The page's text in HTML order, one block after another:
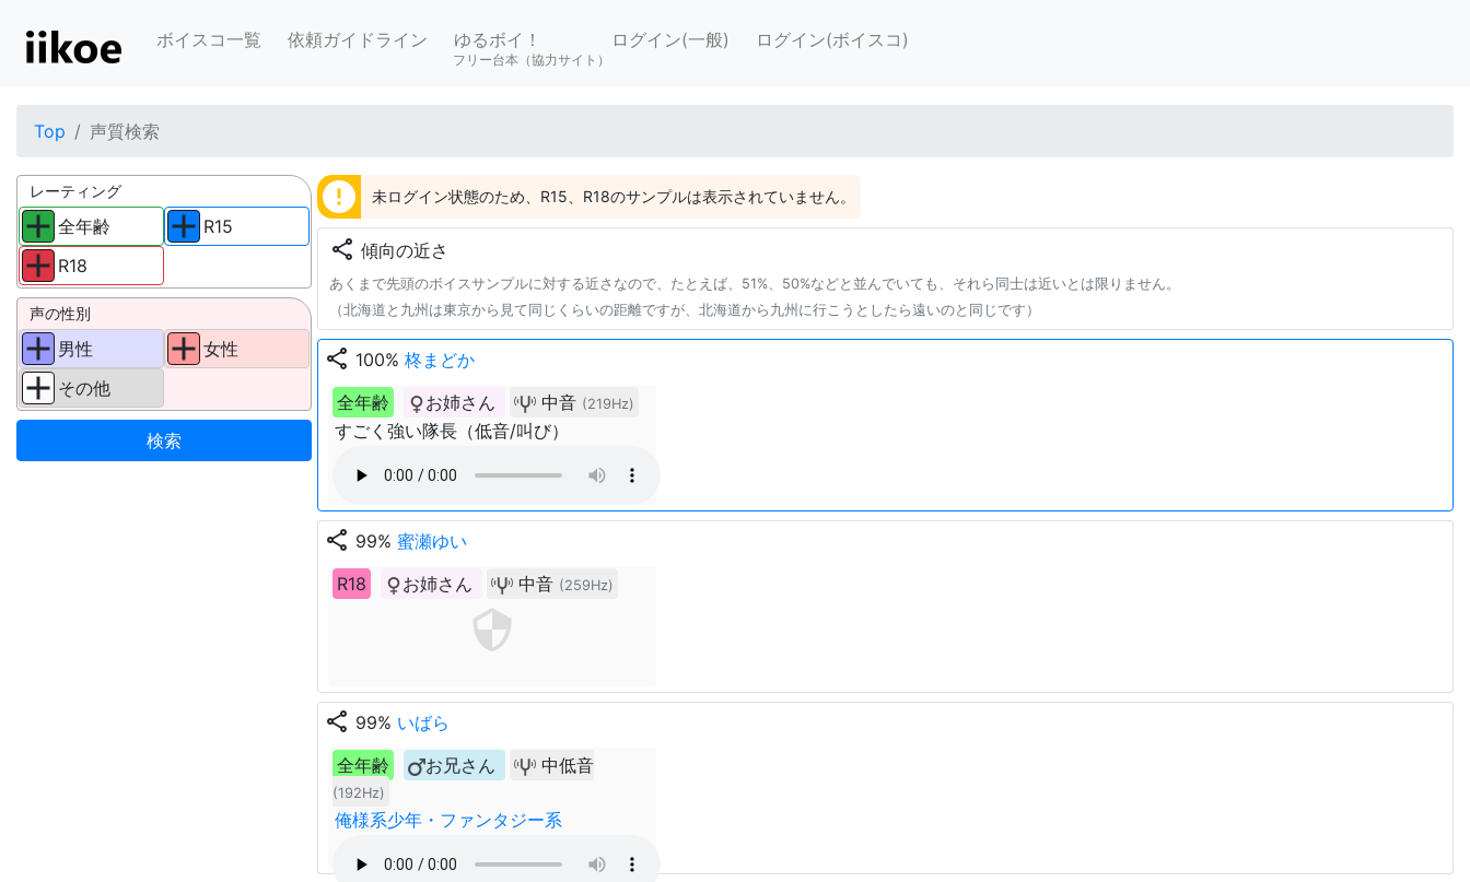
ボイスコ一覧 依頼ガイドライン ゆるボイ！
フリー台本（協力サイト）
ログイン(一般) ログイン(ボイスコ)
Top 声質検索
レーティング
全年齢
R18
R15
声の性別
男性
その他
女性
error 未ログイン状態のため、R15、R18のサンプルは表示されていません。
share 傾向の近さ
あくまで先頭のボイスサンプルに対する近さなので、たとえば、51%、50%などと並んでいても、それら同士は近いとは限りません。
（北海道と九州は東京から見て同じくらいの距離ですが、北海道から九州に行こうとしたら遠いのと同じです）
share 100% 柊まどか
全年齢
お姉さん 中音 (219Hz)
すごく強い隊長（低音/叫び）
share 99% 蜜瀬ゆい
R18
お姉さん 中音 (259Hz)
share 99% いばら
全年齢
お兄さん 中低音
(192Hz)
俺様系少年・ファンタジー系